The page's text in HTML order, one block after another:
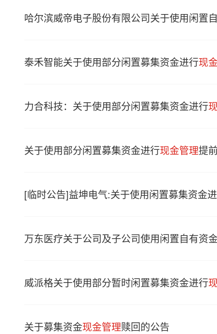
哈尔滨威帝电子股份有限公司关于使用闲置
泰禾智能关于使用部分闲置募集资金进行现
力合科技：关于使用部分闲置募集资金进行
关于使用部分闲置募集资金进行现金管理提
[临时公告]益坤电气:关于使用闲置募集资金
万东医疗关于公司及子公司使用闲置自有资
威派格关于使用部分暂时闲置募集资金进行
关于募集资金现金管理赎回的公告